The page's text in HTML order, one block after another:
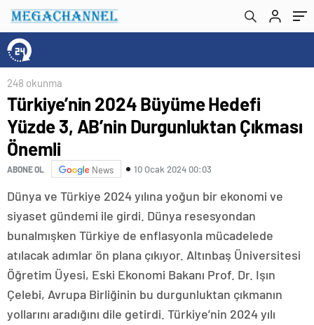
248 okunma
Türkiye’nin 2024 Büyüme Hedefi
Yüzde 3, AB’nin Durgunluktan Çıkması
Önemli
ABONE OL News 10 Ocak 2024 00:03
Dünya ve Türkiye 2024 yılına yoğun bir ekonomi ve
siyaset gündemi ile girdi. Dünya resesyondan
bunalmışken Türkiye de enflasyonla mücadelede
atılacak adımlar ön plana çıkıyor. Altınbaş Üniversitesi
Öğretim Üyesi, Eski Ekonomi Bakanı Prof. Dr. Işın
Çelebi, Avrupa Birliğinin bu durgunluktan çıkmanın
yollarını aradığını dile getirdi. Türkiye’nin 2024 yılı